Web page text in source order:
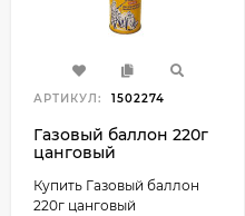
АРТИКУЛ: 1502274
Газовый баллон 220г
цанговый
ДРУЖБА ДР-520
Купить Газовый баллон
220г цанговый